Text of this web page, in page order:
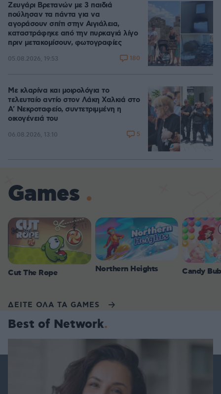
Ζευγάρι Βρετανών με 3 παιδιά
πούλησαν τα πάντα για να
αγοράσουν σπίτι στην Αιγιάλεια,
καταστράφηκε από την πυρκαγιά λίγο
πριν μετακομίσουν, φωτογραφίες
05.08.2026, 19:53 180
Με κλαρίνα και μοιρολόγια το
τελευταίο αντίο στον Λάκη Χαλκιά στο
A' Νεκροταφείο, συντετριμμένη η
οικογένειά του
06.08.2026, 13:10 5
Games
Cut The Rope Northern Heights Candy
ΔΕΙΤΕ ΟΛΑ ΤΑ GAMES
Best of Network